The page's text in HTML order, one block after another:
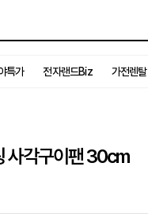
특가 전자랜드Biz 가전렌탈
사각구이팬 30cm